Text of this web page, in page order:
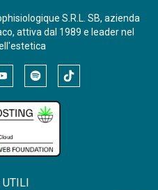
S.R.L. SB, azienda
attiva dal 1989 e leader nel
UTILI